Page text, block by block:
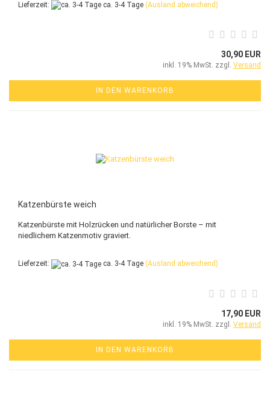
Lieferzeit: ca. 3-4 Tage (Ausland abweichend)
30,90 EUR
inkl. 19% MwSt. zzgl. Versand
IN DEN WARENKORB
Katzenbürste weich
Katzenbürste mit Holzrücken und natürlicher Borste – mit
niedlichem Katzenmotiv graviert.
Lieferzeit: ca. 3-4 Tage (Ausland abweichend)
17,90 EUR
inkl. 19% MwSt. zzgl. Versand
IN DEN WARENKORB